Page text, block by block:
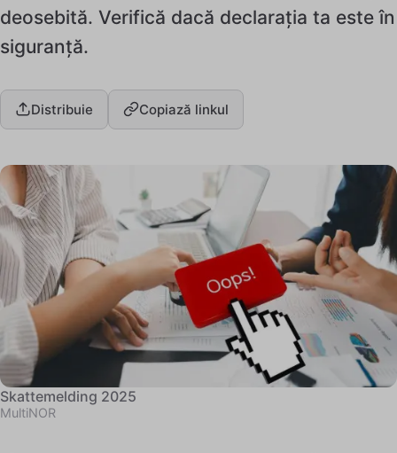
deosebită. Verifică dacă declarația ta este în
siguranță.
Distribuie Copiază linkul
Skattemelding 2025
MultiNOR